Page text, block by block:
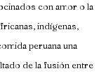
con amor o la
indígenas,
peruana una
de la fusión entre